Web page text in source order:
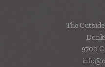
The
9700